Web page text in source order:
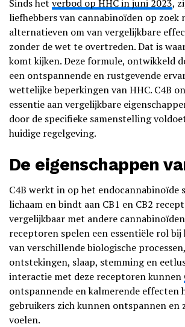
Sinds het verbod op HHC in juni 2023,
liefhebbers van cannabinoïden op zoek
alternatieven om van vergelijkbare
zonder de wet te overtreden. Dat is
komt kijken. Deze formule, ontwikkeld
een ontspannende en rustgevende
wettelijke beperkingen van HHC. C4B
essentie aan vergelijkbare
door de specifieke samenstelling
huidige regelgeving.
De eigenschappen
C4B werkt in op het endocannabinoïde
lichaam en bindt aan CB1 en CB2
vergelijkbaar met andere
receptoren spelen een essentiële rol
van verschillende biologische
ontstekingen, slaap, stemming en
interactie met deze receptoren kunnen
ontspannende en kalmerende effecten
gebruikers zich kunnen ontspannen en
voelen.